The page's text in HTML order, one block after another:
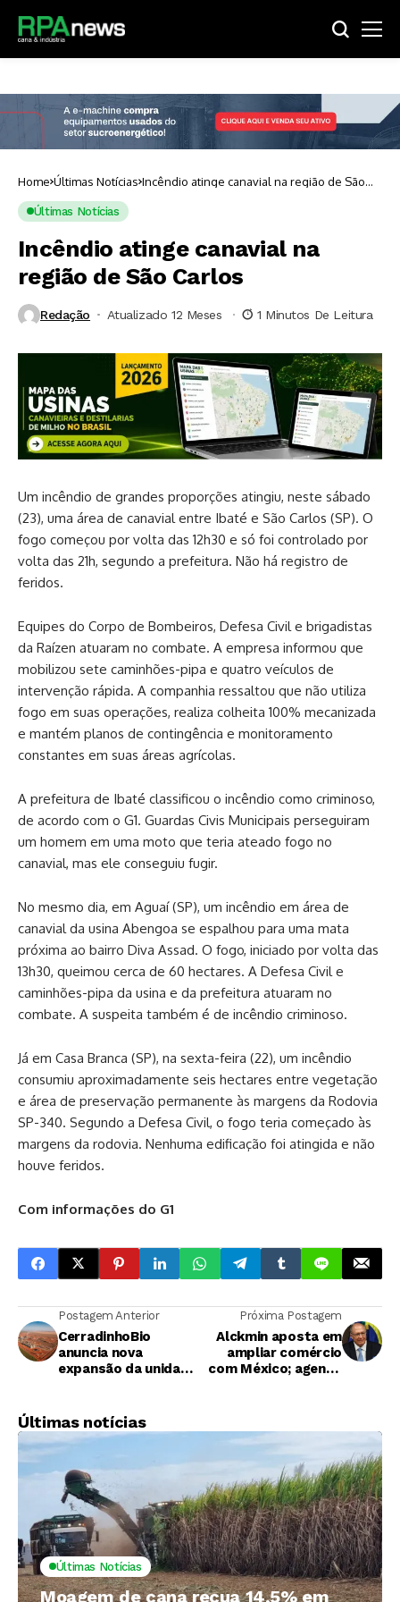
Home Últimas Notícias Incêndio atinge canavial na região de São
Últimas Notícias
Incêndio atinge canavial na
região de São Carlos
Redação Atualizado 12 Meses ⁮ 1 Minutos De Leitura
Um incêndio de grandes proporções atingiu, neste sábado
(23), uma área de canavial entre Ibaté e São Carlos (SP). O
fogo começou por volta das 12h30 e só foi controlado por
volta das 21h, segundo a prefeitura. Não há registro de
feridos.
Equipes do Corpo de Bombeiros, Defesa Civil e brigadistas
da Raízen atuaram no combate. A empresa informou que
mobilizou sete caminhões-pipa e quatro veículos de
intervenção rápida. A companhia ressaltou que não utiliza
fogo em suas operações, realiza colheita 100% mecanizada
e mantém planos de contingência e monitoramento
constantes em suas áreas agrícolas.
A prefeitura de Ibaté classificou o incêndio como criminoso,
de acordo com o G1. Guardas Civis Municipais perseguiram
um homem em uma moto que teria ateado fogo no
canavial, mas ele conseguiu fugir.
No mesmo dia, em Aguaí (SP), um incêndio em área de
canavial da usina Abengoa se espalhou para uma mata
próxima ao bairro Diva Assad. O fogo, iniciado por volta das
13h30, queimou cerca de 60 hectares. A Defesa Civil e
caminhões-pipa da usina e da prefeitura atuaram no
combate. A suspeita também é de incêndio criminoso.
Já em Casa Branca (SP), na sexta-feira (22), um incêndio
consumiu aproximadamente seis hectares entre vegetação
e área de preservação permanente às margens da Rodovia
SP-340. Segundo a Defesa Civil, o fogo teria começado às
margens da rodovia. Nenhuma edificação foi atingida e não
houve feridos.
Com informações do G1
Postagem Anterior
CerradinhoBio
anuncia nova
expansão da unidade
Próxima Postagem
Alckmin aposta em
ampliar comércio
com México; agenda
Últimas notícias
Últimas Notícias
Moagem de cana recua 14,5% em